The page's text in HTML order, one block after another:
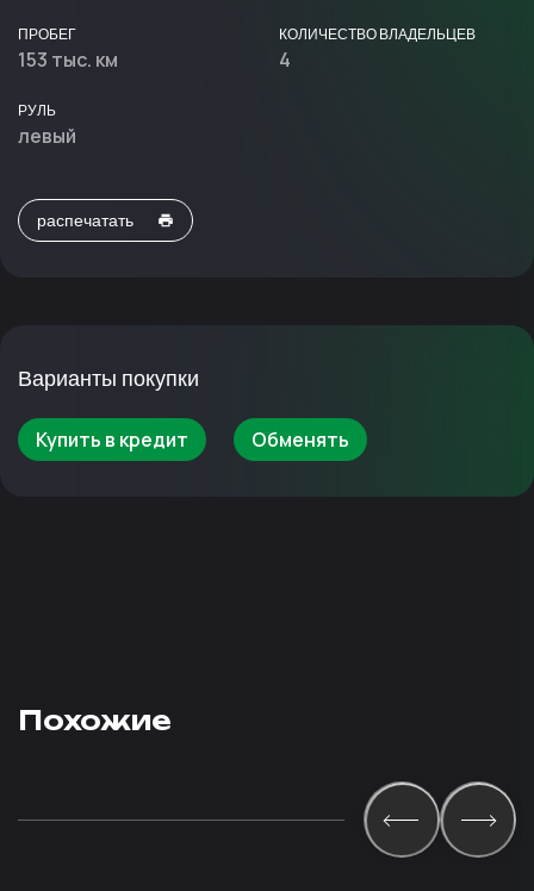
ПРОБЕГ
153 тыс. км
КОЛИЧЕСТВО ВЛАДЕЛЬЦЕВ
4
РУЛЬ
левый
распечатать
Варианты покупки
Купить в кредит Обменять
Похожие